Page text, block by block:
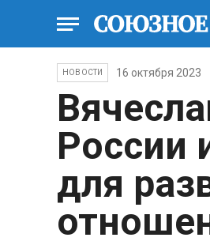
НОВОСТИ 16 октября 2023
России
для